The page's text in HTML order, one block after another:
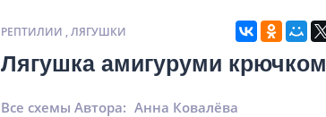
РЕПТИЛИИ ,ЛЯГУШКИ
Лягушка амигуруми крючком
Все схемы Автора: Анна Ковалёва